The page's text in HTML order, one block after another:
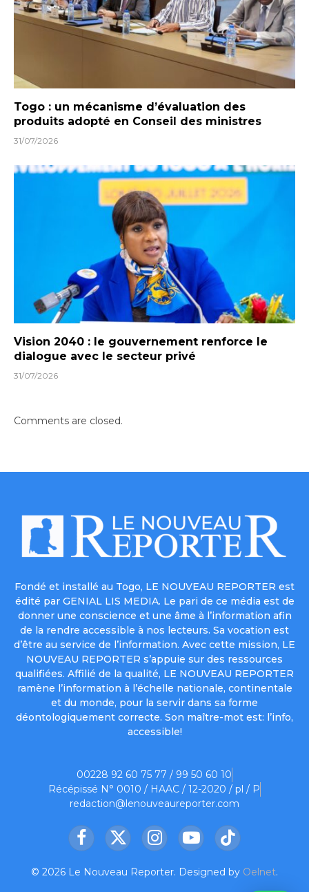
Togo : un mécanisme d’évaluation des
produits adopté en Conseil des ministres
31/07/2026
Vision 2040 : le gouvernement renforce le
dialogue avec le secteur privé
31/07/2026
Comments are closed.
Fondé et installé au Togo, LE NOUVEAU REPORTER est
édité par GENIAL LIS MEDIA. Le pari de ce média est de
donner une conscience et une âme à l’information afin
de la rendre accessible à nos lecteurs. Sa vocation est
d’être au service de l’information. Avec cette mission, LE
NOUVEAU REPORTER s’appuie sur des ressources
qualifiées. Affilié de la qualité, LE NOUVEAU REPORTER
ramène l’information à l’échelle nationale, continentale
et du monde, pour la servir dans sa forme
déontologiquement correcte. Son maître-mot est: l’info,
accessible!
00228 92 60 75 77 / 99 50 60 10
Récépissé N° 0010 / HAAC / 12-2020 / pl / P
redaction@lenouveaureporter.com
Facebook
X
InstagramYouTubeTikTok
© 2026 Le Nouveau Reporter. Designed by Oelnet.